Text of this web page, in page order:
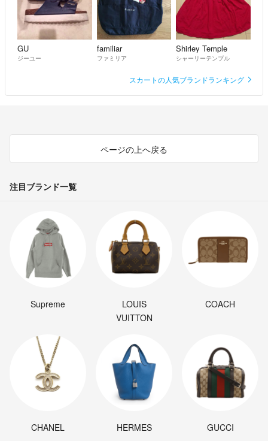
GU
ジーユー
familiar
ファミリア
Shirley Temple
シャーリーテンプル
スカートの人気ブランドランキング
ページの上へ戻る
注目ブランド一覧
Supreme
LOUIS
VUITTON
COACH
CHANEL HERMES GUCCI